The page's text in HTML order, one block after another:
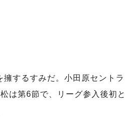
するすみだ。小田原セントラ
は第6節で、リーグ参入後初と